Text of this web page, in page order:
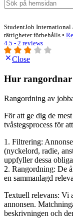
StudentJob
rättigheter förbehålls •
4.5 - 2 reviews
Close
Hur
Rangordning av
För att ge dig de
tvåstegsprocess för
1. Filtrering:
(nyckelord, radie,
uppfyller dessa
2. Rangordning: De
en sammanlagd
Textuell relevans: Vi
annonsen.
beskrivningen och